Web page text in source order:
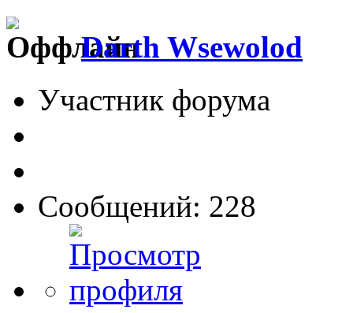
Darth Wsewolod
Участник форума
Сообщений: 228